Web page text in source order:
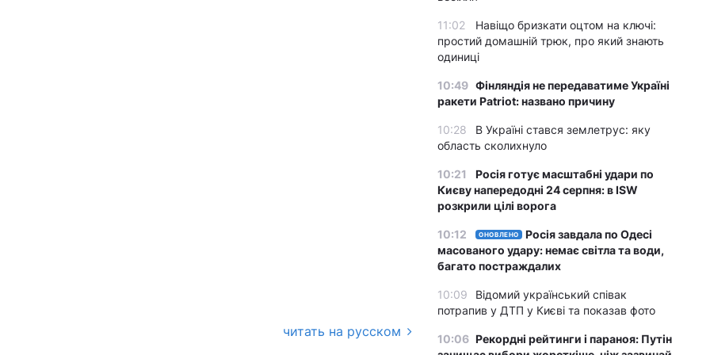
читать на русском
11:02
Навіщо бризкати оцтом на ключі:
простий домашній трюк, про який знають
одиниці
10:49 Фінляндія не передаватиме Україні
ракети Patriot: названо причину
10:28
В Україні стався землетрус: яку
область сколихнуло
10:21
Росія готує масштабні удари по
Києву напередодні 24 серпня: в ISW
розкрили цілі ворога
10:12 ОНОВЛЕНО
Росія завдала по Одесі
масованого удару: немає світла та води,
багато постраждалих
10:09
Відомий український співак
потрапив у ДТП у Києві та показав фото
10:06 Рекордні рейтинги і параноя: Путін